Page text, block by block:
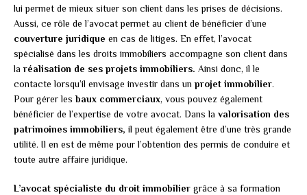
lui permet de mieux situer son client dans les prises de décisions.
Aussi, ce rôle de l’avocat permet au client de bénéficier d’une
couverture juridique en cas de litiges. En effet, l’avocat
spécialisé dans les droits immobiliers accompagne son client dans
la réalisation de ses projets immobiliers. Ainsi donc, il le
contacte lorsqu’il envisage investir dans un projet immobilier.
Pour gérer lesbaux commerciaux, vous pouvez également
bénéficier de l’expertise de votre avocat. Dans la valorisation des
patrimoines immobiliers, il peut également être d’une très grande
utilité. Il en est de même pour l’obtention des permis de conduire et
toute autre affaire juridique.
L’avocat spécialiste du droit immobilier grâce à sa formation